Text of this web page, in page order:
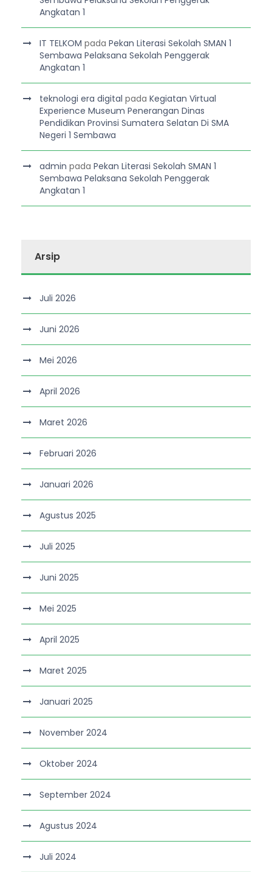
Angkatan 1
IT TELKOM pada Pekan Literasi Sekolah SMAN 1
Sembawa Pelaksana Sekolah Penggerak
Angkatan 1
teknologi era digital pada Kegiatan Virtual
Experience Museum Penerangan Dinas
Pendidikan Provinsi Sumatera Selatan Di SMA
Negeri 1 Sembawa
admin pada Pekan Literasi Sekolah SMAN 1
Sembawa Pelaksana Sekolah Penggerak
Angkatan 1
Arsip
Juli 2026
Juni 2026
Mei 2026
April 2026
Maret 2026
Februari 2026
Januari 2026
Agustus 2025
Juli 2025
Juni 2025
Mei 2025
April 2025
Maret 2025
Januari 2025
November 2024
Oktober 2024
September 2024
Agustus 2024
Juli 2024